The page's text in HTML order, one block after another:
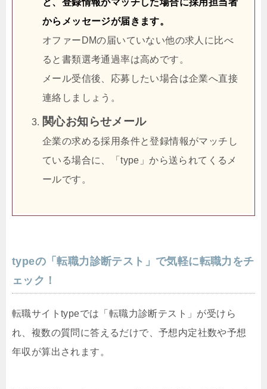
と、登録情報がマッチした場合に採用担当者
からメッセージが届きます。
オファーDMの届いていない他の求人に比べ
ると書類選考通過率は高めです。
メール受信後、応募したい場合は企業へ直接
連絡しましょう。
関心お知らせメール
企業の求める採用条件と登録情報がマッチし
ている場合に、「type」から送られてくるメ
ールです。
typeの「転職力診断テスト」で気軽に転職力をチ
ェック！
転職サイトtypeでは「転職力診断テスト」が受けら
れ、複数の質問に答えるだけで、予想内定社数や予想
年収が算出されます。